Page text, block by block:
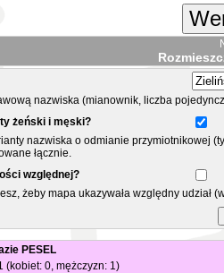
nazwiska (mianownik, liczba
żeński i męski?
nazwiska o odmianie przymiotnikowej
łącznie.
względnej?
żeby mapa ukazywała względny
PESEL
(kobiet: 0, mężczyzn: 1)